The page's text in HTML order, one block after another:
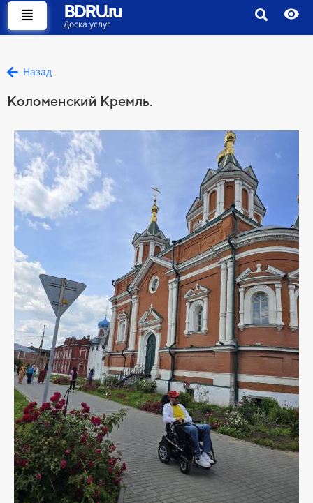
BDRU.ru
Доска услуг
Назад
Коломенский Кремль.